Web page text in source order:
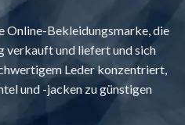
Online-Bekleidungsmarke, die
und liefert und sich
Leder konzentriert,
und -jacken zu günstigen